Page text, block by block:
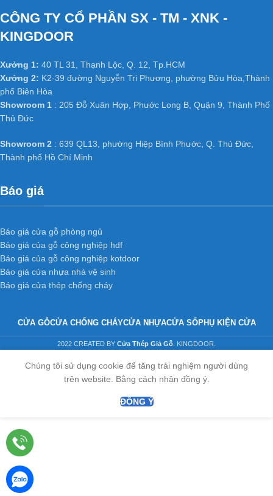
CÔNG TY CỔ PHẦN SX - TM - XNK -
KINGDOOR
Xưởng 1: 40 TL 31, Thạnh Lộc, Q. 12, Tp.HCM
Xưởng 2: K2-39 đường Nguyễn Tri Phương, phường Bửu Hòa,Thành
phố Biên Hòa
Showroom 1 : 205 Đỗ Xuân Hợp, Phước Long B, Quận 9, Thành Phố
Thủ Đức
Showroom 2 : 639 QL13, phường Hiệp Bình Phước, Q. Thủ Đức,
Thành phố Hồ Chí Minh
Báo giá
Báo giá cửa gỗ phòng ngủ
Báo giá của gỗ công nghiệp hdf
Báo giá của gỗ công nghiệp kotdoor
Báo giá cửa nhựa nhà vệ sinh
Báo giá cửa thép chống cháy
CỬA GỖCỬA CHỐNG CHÁYCỬA NHỰACỬA SỔPHỤ KIỆN CỬA
2022 CREATED BY Cửa Thép Giả Gỗ . KINGDOOR.
Chúng tôi sử dụng cookie để tăng trải nghiệm người dùng
trên website. Bằng cách nhân đồng ý.
ĐỒNG Ý